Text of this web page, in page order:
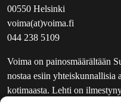
00550 Helsinki
voima(at)voima.fi
044 238 5109
Voima on painosmäärältään
nostaa esiin yhteiskunnallisia
kotimaasta. Lehti on